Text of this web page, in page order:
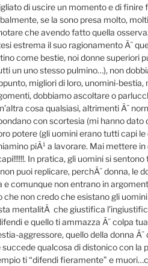
di uscire un momento e di
se la sono presa molto,
che avendo fatto quella
estrema il suo ragionamento Ã¨
come bestie, noi donne superiori
un uno stesso pulmino…), non
migliori di loro, unomini-bestia,
dobbiamo ascoltare o
cosa qualsiasi, altrimenti Ã¨
con scortesia (mi hanno dato
potere (gli uomini erano tutti capi le
piÃ¹ a lavorare. Mai mettere
In pratica, gli uomini si sentono
puoi replicare, perchÃ¨ donna, le
e comunque non entrano in
che non credo che esistano gli
mentalitÃ che giustifica
e quello ti ammazza Ã¨ colpa
aggressore, quello della donna Ã¨
succede qualcosa di distonico con la
ti “difendi fieramente” e